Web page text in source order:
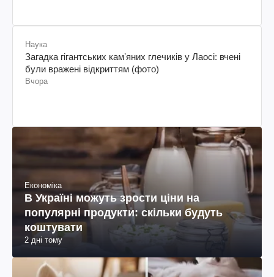
Наука
Загадка гігантських камʼяних глечиків у Лаосі: вчені
були вражені відкриттям (фото)
Вчора
Економіка
В Україні можуть зрости ціни на
популярні продукти: скільки будуть
коштувати
2 дні тому